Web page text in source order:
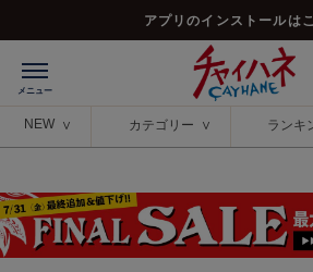
アプリのインストールは
NEW カテゴリー ランキ